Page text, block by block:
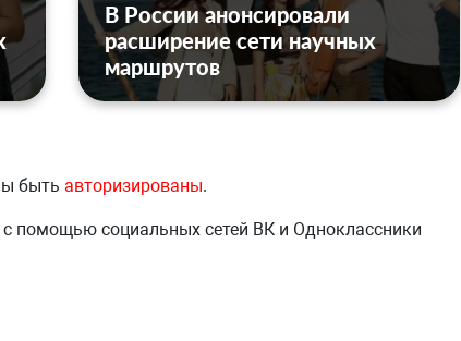
В России анонсировали
расширение сети научных
маршрутов
быть авторизированы.
с помощью социальных сетей ВК и Одноклассники